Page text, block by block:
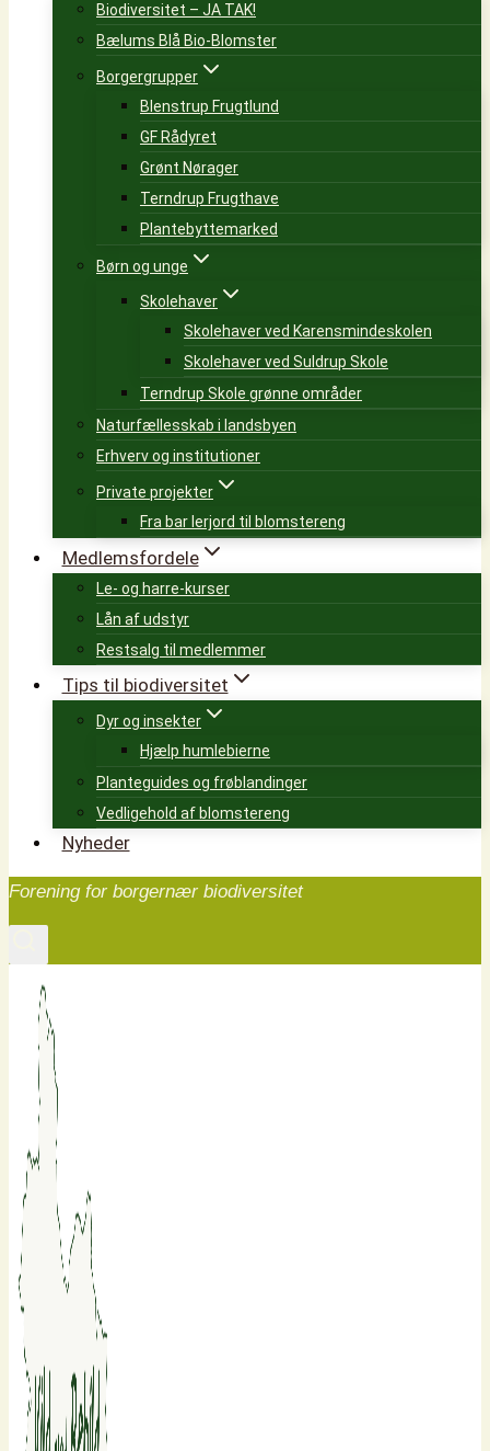
Biodiversitet – JA TAK!
Bælums Blå Bio-Blomster
Borgergrupper
Blenstrup Frugtlund
GF Rådyret
Grønt Nørager
Terndrup Frugthave
Plantebyttemarked
Børn og unge
Skolehaver
Skolehaver ved Karensmindeskolen
Skolehaver ved Suldrup Skole
Terndrup Skole grønne områder
Naturfællesskab i landsbyen
Erhverv og institutioner
Private projekter
Fra bar lerjord til blomstereng
Medlemsfordele
Le- og harre-kurser
Lån af udstyr
Restsalg til medlemmer
Tips til biodiversitet
Dyr og insekter
Hjælp humlebierne
Planteguides og frøblandinger
Vedligehold af blomstereng
Nyheder
Forening for borgernær biodiversitet